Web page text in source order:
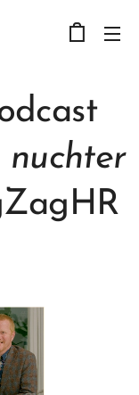
nuchter